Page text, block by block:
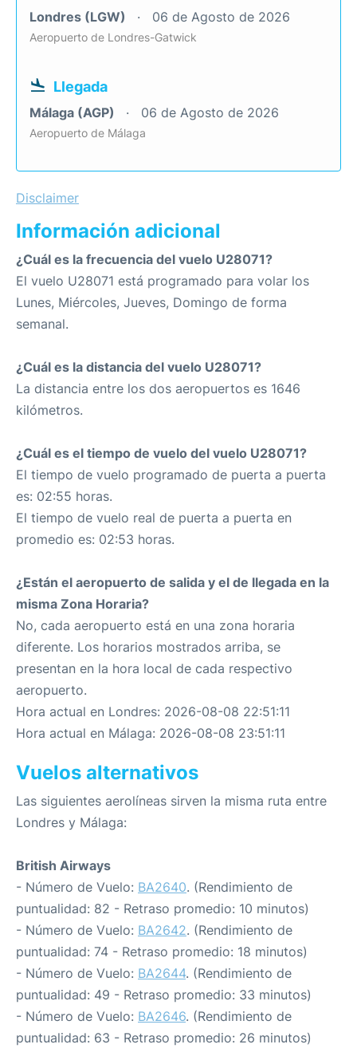
Londres (LGW) 06 de Agosto de 2026
Aeropuerto de Londres-Gatwick
Llegada
Málaga (AGP) 06 de Agosto de 2026
Aeropuerto de Málaga
Disclaimer
Información adicional
¿Cuál es la frecuencia del vuelo U28071?
El vuelo U28071 está programado para volar los
Lunes, Miércoles, Jueves, Domingo de forma
semanal.
¿Cuál es la distancia del vuelo U28071?
La distancia entre los dos aeropuertos es 1646
kilómetros.
¿Cuál es el tiempo de vuelo del vuelo U28071?
El tiempo de vuelo programado de puerta a puerta
es: 02:55 horas.
El tiempo de vuelo real de puerta a puerta en
promedio es: 02:53 horas.
¿Están el aeropuerto de salida y el de llegada en la
misma Zona Horaria?
No, cada aeropuerto está en una zona horaria
diferente. Los horarios mostrados arriba, se
presentan en la hora local de cada respectivo
aeropuerto.
Hora actual en Londres: 2026-08-08 22:51:11
Hora actual en Málaga: 2026-08-08 23:51:11
Vuelos alternativos
Las siguientes aerolíneas sirven la misma ruta entre
Londres y Málaga:
British Airways
- Número de Vuelo: BA2640. (Rendimiento de
puntualidad: 82 - Retraso promedio: 10 minutos)
- Número de Vuelo: BA2642. (Rendimiento de
puntualidad: 74 - Retraso promedio: 18 minutos)
- Número de Vuelo: BA2644. (Rendimiento de
puntualidad: 49 - Retraso promedio: 33 minutos)
- Número de Vuelo: BA2646. (Rendimiento de
puntualidad: 63 - Retraso promedio: 26 minutos)